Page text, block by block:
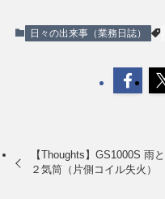
日々の出来事（業務日誌）
【Thoughts】GS1000S 雨と
２気筒（片側コイル失火）